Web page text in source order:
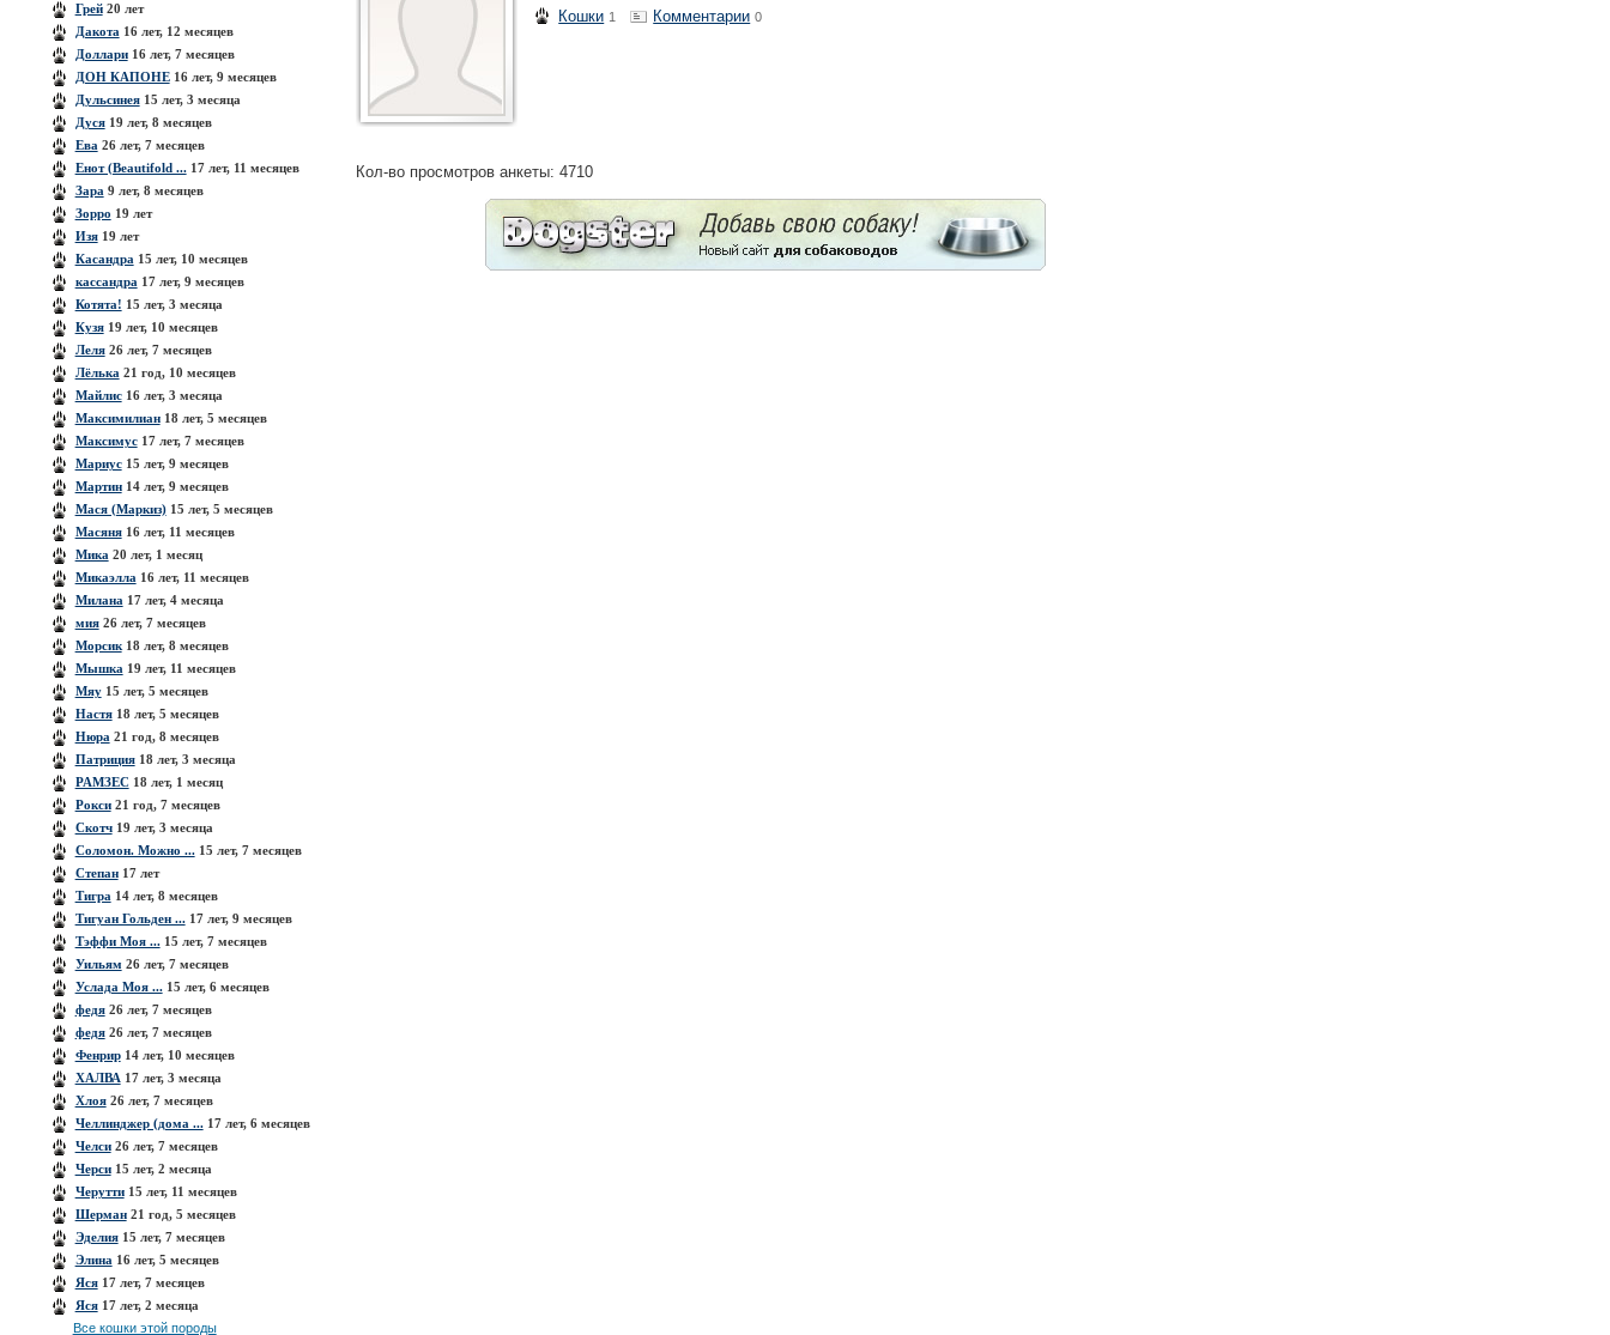
Грей20 лет
Дакота 16 лет, 12 месяцев
Доллари16 лет, 7 месяцев
ДОН КАПОНЕ16 лет, 9 месяцев
Дульсинея15 лет, 3 месяца
Дуся19 лет, 8 месяцев
Ева 26 лет, 7 месяцев
Енот (Beautifold ...17 лет, 11 месяцев
Зара 9 лет, 8 месяцев
Зорро 19 лет
Изя19 лет
Касандра 15 лет, 10 месяцев
кассандра 17 лет, 9 месяцев
Котята! 15 лет, 3 месяца
Кузя19 лет, 10 месяцев
Леля26 лет, 7 месяцев
Лёлька 21 год, 10 месяцев
Майлис16 лет, 3 месяца
Максимилиан18 лет, 5 месяцев
Максимус17 лет, 7 месяцев
Мариус15 лет, 9 месяцев
Мартин14 лет, 9 месяцев
Мася (Маркиз)15 лет, 5 месяцев
Масяня16 лет, 11 месяцев
Мика 20 лет, 1 месяц
Микаэлла 16 лет, 11 месяцев
Милана 17 лет, 4 месяца
мия26 лет, 7 месяцев
Морсик18 лет, 8 месяцев
Мышка 19 лет, 11 месяцев
Мяу15 лет, 5 месяцев
Настя18 лет, 5 месяцев
Нюра 21 год, 8 месяцев
Патриция18 лет, 3 месяца
РАМЗЕС18 лет, 1 месяц
Рокси21 год, 7 месяцев
Скотч19 лет, 3 месяца
Соломон. Можно ...15 лет, 7 месяцев
Степан17 лет
Тигра 14 лет, 8 месяцев
Тигуан Гольден ...17 лет, 9 месяцев
Тэффи Моя ...15 лет, 7 месяцев
Уильям 26 лет, 7 месяцев
Услада Моя ...15 лет, 6 месяцев
федя26 лет, 7 месяцев
федя26 лет, 7 месяцев
Фенрир14 лет, 10 месяцев
ХАЛВА 17 лет, 3 месяца
Хлоя26 лет, 7 месяцев
Челлинджер (дома ...17 лет, 6 месяцев
Челси26 лет, 7 месяцев
Черси15 лет, 2 месяца
Черутти15 лет, 11 месяцев
Шерман21 год, 5 месяцев
Эделия15 лет, 7 месяцев
Элина 16 лет, 5 месяцев
Яся17 лет, 7 месяцев
Яся17 лет, 2 месяца
Все кошки этой породы
Кошки 1 Комментарии 0
Кол-во просмотров анкеты: 4710